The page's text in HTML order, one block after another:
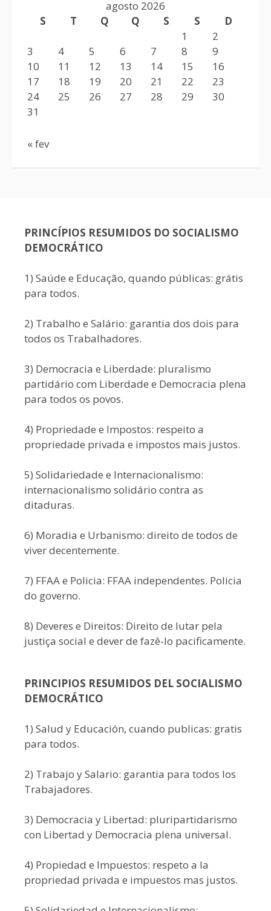
agosto 2026
S
T Q Q S S
D
1
2
3
4 5 6 7 8
9
10
11 12 13 14 15
16
17
18 19 20 21 22
23
24
25 26 27 28 29
30
31
« fev
PRINCÍPIOS RESUMIDOS DO SOCIALISMO
DEMOCRÁTICO
1) Saúde e Educação, quando públicas: grátis
para todos.
2) Trabalho e Salário: garantia dos dois para
todos os Trabalhadores.
3) Democracia e Liberdade: pluralismo
partidário com Liberdade e Democracia plena
para todos os povos.
4) Propriedade e Impostos: respeito a
propriedade privada e impostos mais justos.
5) Solidariedade e Internacionalismo:
internacionalismo solidário contra as
ditaduras.
6) Moradia e Urbanismo: direito de todos de
viver decentemente.
7) FFAA e Policia: FFAA independentes. Policia
do governo.
8) Deveres e Direitos: Direito de lutar pela
justiça social e dever de fazê-lo pacificamente.
PRINCIPIOS RESUMIDOS DEL SOCIALISMO
DEMOCRÁTICO
1) Salud y Educación, cuando publicas: gratis
para todos.
2) Trabajo y Salario: garantia para todos los
Trabajadores.
3) Democracia y Libertad: pluripartidarismo
con Libertad y Democracia plena universal.
4) Propiedad e Impuestos: respeto a la
propriedad privada e impuestos mas justos.